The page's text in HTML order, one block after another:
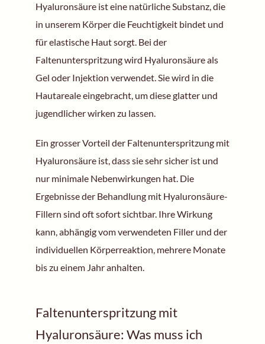
Hyaluronsäure ist eine natürliche Substanz, die
in unserem Körper die Feuchtigkeit bindet und
für elastische Haut sorgt. Bei der
Faltenunterspritzung wird Hyaluronsäure als
Gel oder Injektion verwendet. Sie wird in die
Hautareale eingebracht, um diese glatter und
jugendlicher wirken zu lassen.
Ein grosser Vorteil der Faltenunterspritzung mit
Hyaluronsäure ist, dass sie sehr sicher ist und
nur minimale Nebenwirkungen hat. Die
Ergebnisse der Behandlung mit Hyaluronsäure-
Fillern sind oft sofort sichtbar. Ihre Wirkung
kann, abhängig vom verwendeten Filler und der
individuellen Körperreaktion, mehrere Monate
bis zu einem Jahr anhalten.
Faltenunterspritzung mit
Hyaluronsäure: Was muss ich